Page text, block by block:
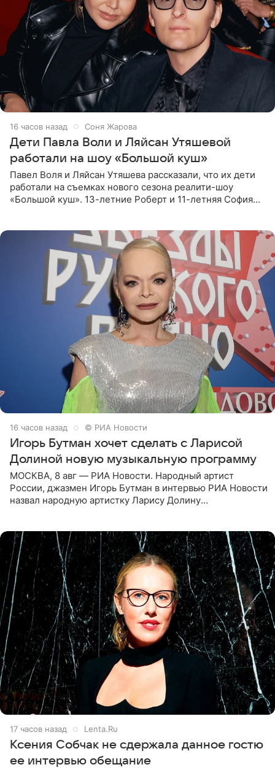
16 часов назад Соня Жарова
Дети Павла Воли и Ляйсан Утяшевой
работали на шоу «Большой куш»
Павел Воля и Ляйсан Утяшева рассказали, что их дети
работали на съемках нового сезона реалити-шоу
«Большой куш». 13-летние Роберт и 11-летняя София
16 часов назад © РИА Новости
Игорь Бутман хочет сделать с Ларисой
Долиной новую музыкальную программу
МОСКВА, 8 авг — РИА Новости. Народный артист
России, джазмен Игорь Бутман в интервью РИА Новости
назвал народную артистку Ларису Долину
17 часов назад Lenta.Ru
Ксения Собчак не сдержала данное гостю
ее интервью обещание